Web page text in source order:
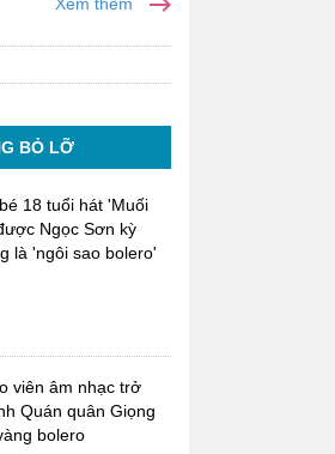
BỎ LỠ
18 tuổi hát 'Muối
Ngọc Sơn kỳ
là 'ngôi sao bolero'
viên âm nhạc trở
Quán quân Giọng
bolero